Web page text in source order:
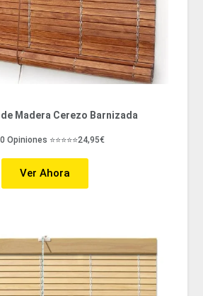
Madera Cerezo Barnizada
Opiniones ⭐⭐⭐⭐⭐24,95€
Ver Ahora